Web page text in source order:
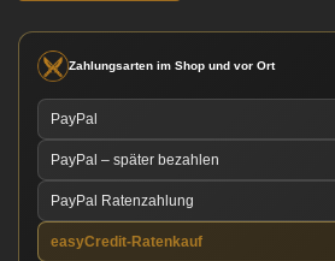
Zahlungsarten im Shop und vor Ort
PayPal
PayPal – später bezahlen
PayPal Ratenzahlung
easyCredit-Ratenkauf